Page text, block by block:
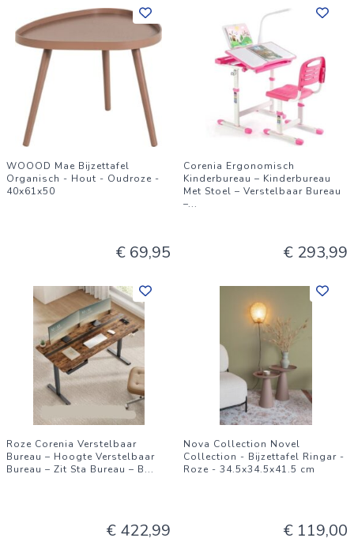
WOOOD Mae Bijzettafel
Organisch - Hout - Oudroze -
40x61x50
€ 69,95
Corenia Ergonomisch
Kinderbureau – Kinderbureau
Met Stoel – Verstelbaar Bureau
–...
€ 293,99
Roze Corenia Verstelbaar
Bureau – Hoogte Verstelbaar
Bureau – Zit Sta Bureau – B...
€ 422,99
Nova Collection Novel
Collection - Bijzettafel Ringar -
Roze - 34.5x34.5x41.5 cm
€ 119,00